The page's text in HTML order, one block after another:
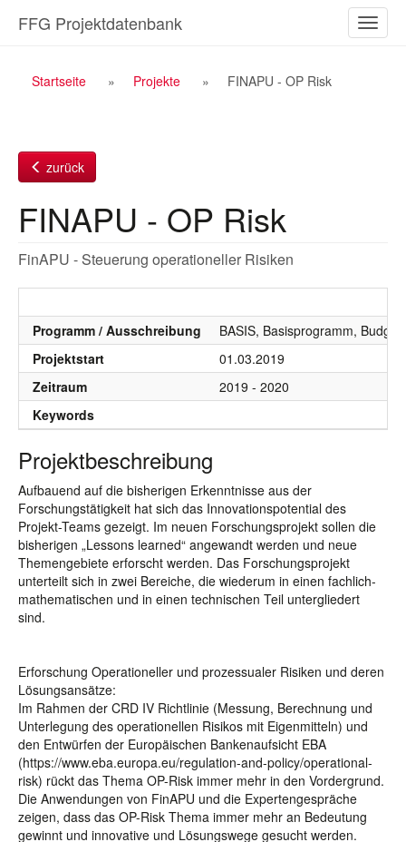
Inhalt
ein-/
FFG Projektdatenbank
Breadcrumb
Startseite Projekte FINAPU - OP Risk
zurück
FINAPU - OP Risk
FinAPU - Steuerung operationeller Risiken
Programm / Ausschreibung
BASIS, Basisprogramm,
Projektstart
01.03.2019
Zeitraum
2019 - 2020
Keywords
Projektbeschreibung
Aufbauend auf die bisherigen Erkenntnisse aus der
Forschungstätigkeit hat sich das Innovationspotential des
Projekt-Teams gezeigt. Im neuen Forschungsprojekt sollen die
bisherigen „Lessons learned“ angewandt werden und neue
Themengebiete erforscht werden. Das Forschungsprojekt
unterteilt sich in zwei Bereiche, die wiederum in einen fachlich-
mathematischen und in einen technischen Teil untergliedert
sind.
Erforschung Operationeller und prozessualer Risiken und deren
Lösungsansätze:
Im Rahmen der CRD IV Richtlinie (Messung, Berechnung und
Unterlegung des operationellen Risikos mit Eigenmitteln) und
den Entwürfen der Europäischen Bankenaufsicht EBA
(https://www.eba.europa.eu/regulation-and-policy/operational-
risk) rückt das Thema OP-Risk immer mehr in den Vordergrund.
Die Anwendungen von FinAPU und die Expertengespräche
zeigen, dass das OP-Risk Thema immer mehr an Bedeutung
gewinnt und innovative und Lösungswege gesucht werden.